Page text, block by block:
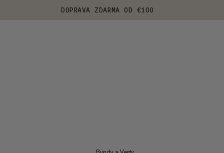
DOPRAVA ZDARMA OD €100